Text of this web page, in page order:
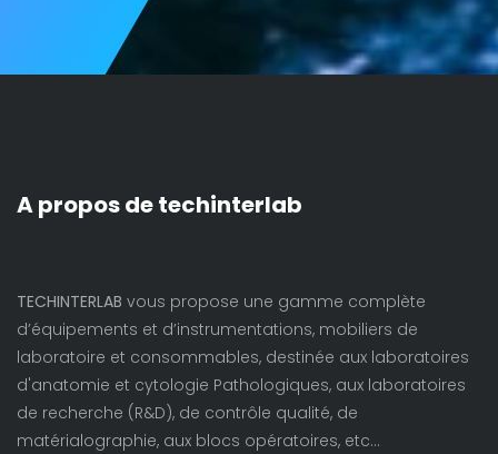
A propos de techinterlab
TECHINTERLAB vous propose une gamme complète
d’équipements et d’instrumentations, mobiliers de
laboratoire et consommables, destinée aux laboratoires
d'anatomie et cytologie Pathologiques, aux laboratoires
de recherche (R&D), de contrôle qualité, de
matérialographie, aux blocs opératoires, etc…